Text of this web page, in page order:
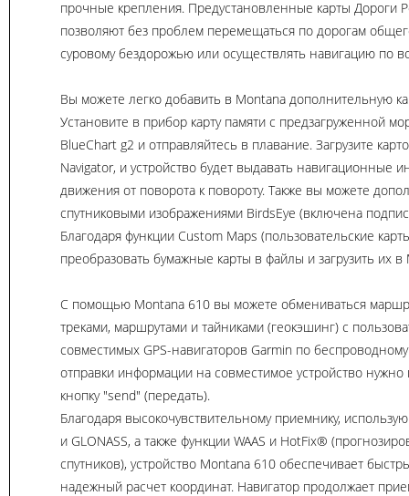
прочные крепления. Предустановленные карты Дороги
позволяют без проблем перемещаться по дорогам
суровому бездорожью или осуществлять навигацию по
Вы можете легко добавить в Montana дополнительную
Установите в прибор карту памяти с предзагруженной
BlueChart g2 и отправляйтесь в плавание. Загрузите
Navigator, и устройство будет выдавать навигационные
движения от поворота к повороту. Также вы можете
спутниковыми изображениями BirdsEye (включена
Благодаря функции Custom Maps (пользовательские
преобразовать бумажные карты в файлы и загрузить их в
С помощью Montana 610 вы можете обмениваться
треками, маршрутами и тайниками (геокэшинг) с
совместимых GPS-навигаторов Garmin по
отправки информации на совместимое устройство нужно
кнопку "send" (передать).
Благодаря высокочувствительному приемнику,
и GLONASS, а также функции WAAS и HotFix®
спутников), устройство Montana 610 обеспечивает
надежный расчет координат. Навигатор продолжает